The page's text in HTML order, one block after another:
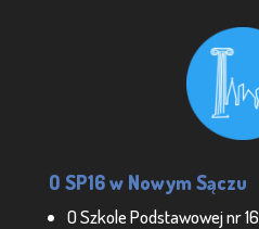
O SP16 w Nowym Sączu
O Szkole Podstawowej nr 16